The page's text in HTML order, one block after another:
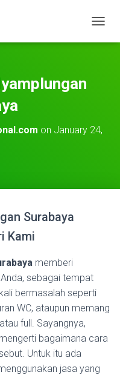
O
I
O
on January 24,
Surabaya
Kami
memberi
sebagai tempat
bermasalah seperti
WC, ataupun memang
full. Sayangnya,
bagaimana cara
Untuk itu ada
jasa yang